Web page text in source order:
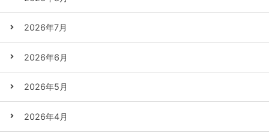
2026年7月
2026年6月
2026年5月
2026年4月